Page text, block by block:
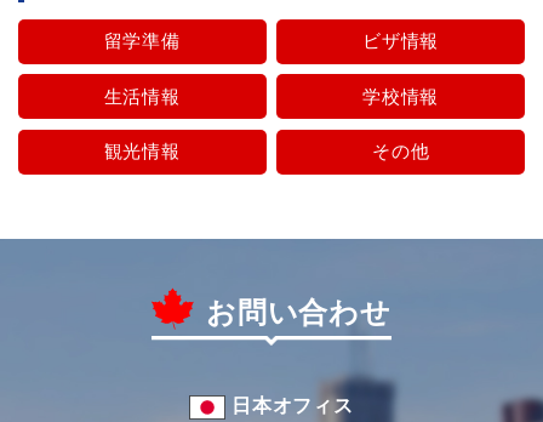
留学準備 ビザ情報
生活情報 学校情報
観光情報 その他
お問い合わせ
日本オフィス